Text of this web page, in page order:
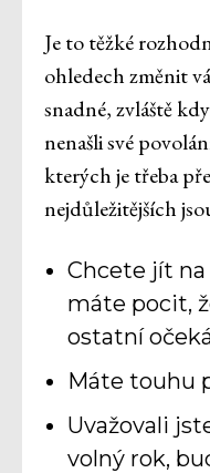
Je to těžké
ohledech změnit
snadné, zvláště
nenašli své
kterých je třeba
nejdůležitějších
Chcete jít na
máte pocit,
ostatní
Máte touhu
Uvažovali
volný rok,